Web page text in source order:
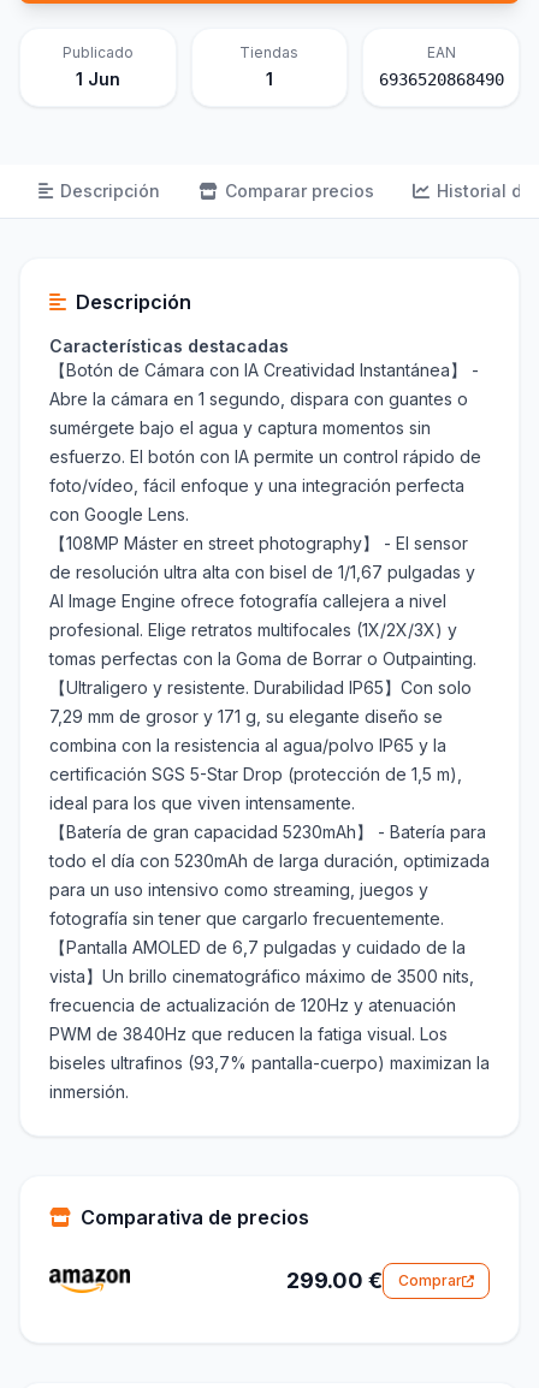
Publicado
1 Jun
Tiendas
1
EAN
6936520868490
Descripción Comparar precios Historial de
Descripción
Características destacadas
【Botón de Cámara con IA Creatividad Instantánea】 -
Abre la cámara en 1 segundo, dispara con guantes o
sumérgete bajo el agua y captura momentos sin
esfuerzo. El botón con IA permite un control rápido de
foto/vídeo, fácil enfoque y una integración perfecta
con Google Lens.
【108MP Máster en street photography】 - El sensor
de resolución ultra alta con bisel de 1/1,67 pulgadas y
AI Image Engine ofrece fotografía callejera a nivel
profesional. Elige retratos multifocales (1X/2X/3X) y
tomas perfectas con la Goma de Borrar o Outpainting.
【Ultraligero y resistente. Durabilidad IP65】Con solo
7,29 mm de grosor y 171 g, su elegante diseño se
combina con la resistencia al agua/polvo IP65 y la
certificación SGS 5-Star Drop (protección de 1,5 m),
ideal para los que viven intensamente.
【Batería de gran capacidad 5230mAh】 - Batería para
todo el día con 5230mAh de larga duración, optimizada
para un uso intensivo como streaming, juegos y
fotografía sin tener que cargarlo frecuentemente.
【Pantalla AMOLED de 6,7 pulgadas y cuidado de la
vista】Un brillo cinematográfico máximo de 3500 nits,
frecuencia de actualización de 120Hz y atenuación
PWM de 3840Hz que reducen la fatiga visual. Los
biseles ultrafinos (93,7% pantalla-cuerpo) maximizan la
inmersión.
Comparativa de precios
299.00 € Comprar